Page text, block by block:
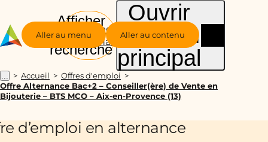
Aller au menu Aller au contenu
Groupe
Alternance
Afficher
la
recherche
Ouvrir
le menu
principal
... Accueil
Offres d'emploi
Offre Alternance Bac+2 – Conseiller(ère) de Vente en
Bijouterie – BTS MCO – Aix-en-Provence (13)
d’emploi en alternance